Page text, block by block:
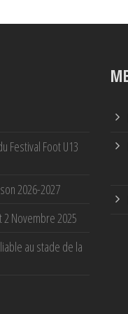
Festival Foot U13
2026-2027
2 Novembre 2025
au stade de la